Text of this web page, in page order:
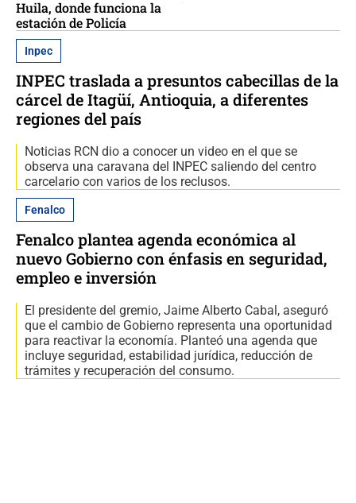
Huila, donde funciona la
estación de Policía
Inpec
INPEC traslada a presuntos cabecillas de la
cárcel de Itagüí, Antioquia, a diferentes
regiones del país
Noticias RCN dio a conocer un video en el que se
observa una caravana del INPEC saliendo del centro
carcelario con varios de los reclusos.
Fenalco
Fenalco plantea agenda económica al
nuevo Gobierno con énfasis en seguridad,
empleo e inversión
El presidente del gremio, Jaime Alberto Cabal, aseguró
que el cambio de Gobierno representa una oportunidad
para reactivar la economía. Planteó una agenda que
incluye seguridad, estabilidad jurídica, reducción de
trámites y recuperación del consumo.